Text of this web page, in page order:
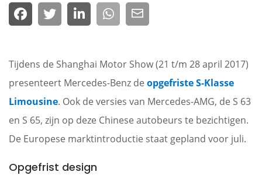
Tijdens de Shanghai Motor Show (21 t/m 28 april 2017)
presenteert Mercedes-Benz de opgefriste S-Klasse
Limousine. Ook de versies van Mercedes-AMG, de S 63
en S 65, zijn op deze Chinese autobeurs te bezichtigen.
De Europese marktintroductie staat gepland voor juli.
Opgefrist design